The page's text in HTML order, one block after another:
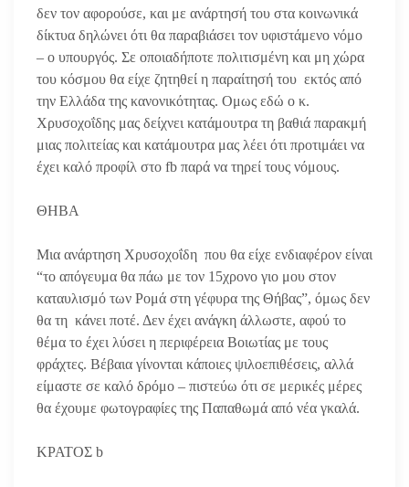
δεν τον αφορούσε, και με ανάρτησή του στα κοινωνικά
δίκτυα δηλώνει ότι θα παραβιάσει τον υφιστάμενο νόμο
– ο υπουργός. Σε οποιαδήποτε πολιτισμένη και μη χώρα
του κόσμου θα είχε ζητηθεί η παραίτησή του εκτός από
την Ελλάδα της κανονικότητας. Ομως εδώ ο κ.
Χρυσοχοΐδης μας δείχνει κατάμουτρα τη βαθιά παρακμή
μιας πολιτείας και κατάμουτρα μας λέει ότι προτιμάει να
έχει καλό προφίλ στο fb παρά να τηρεί τους νόμους.
ΘΗΒΑ
Μια ανάρτηση Χρυσοχοΐδη που θα είχε ενδιαφέρον είναι
“το απόγευμα θα πάω με τον 15χρονο γιο μου στον
καταυλισμό των Ρομά στη γέφυρα της Θήβας”, όμως δεν
θα τη κάνει ποτέ. Δεν έχει ανάγκη άλλωστε, αφού το
θέμα το έχει λύσει η περιφέρεια Βοιωτίας με τους
φράχτες. Βέβαια γίνονται κάποιες ψιλοεπιθέσεις, αλλά
είμαστε σε καλό δρόμο – πιστεύω ότι σε μερικές μέρες
θα έχουμε φωτογραφίες της Παπαθωμά από νέα γκαλά.
ΚΡΑΤΟΣ b